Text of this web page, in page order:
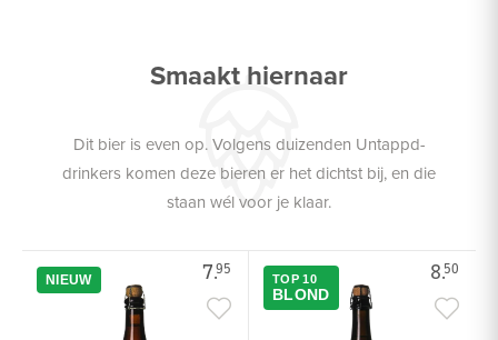
Smaakt hiernaar
Dit bier is even op. Volgens duizenden Untappd-
drinkers komen deze bieren er het dichtst bij, en die
staan wél voor je klaar.
7.95
NIEUW 8.50
TOP 10
BLOND